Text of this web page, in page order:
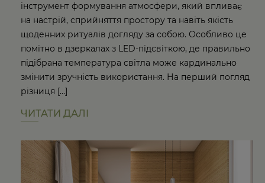
інструмент формування атмосфери, який впливає
на настрій, сприйняття простору та навіть якість
щоденних ритуалів догляду за собою. Особливо це
помітно в дзеркалах з LED-підсвіткою, де правильно
підібрана температура світла може кардинально
змінити зручність використання. На перший погляд
різниця […]
ЧИТАТИ ДАЛІ